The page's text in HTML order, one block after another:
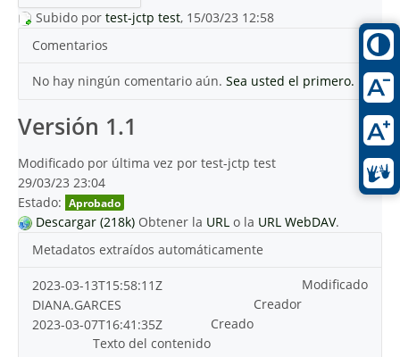
Subido por test-jctp test, 15/03/23 12:58
Comentarios
No hay ningún comentario aún. Sea usted el primero.
Versión 1.1
Modificado por última vez por test-jctp test
29/03/23 23:04
Estado: Aprobado
Descargar (218k) Obtener la URL o la URL WebDAV.
Metadatos extraídos automáticamente
Modificado
2023-03-13T15:58:11Z
Creador
DIANA.GARCES
Creado
2023-03-07T16:41:35Z
Texto del contenido